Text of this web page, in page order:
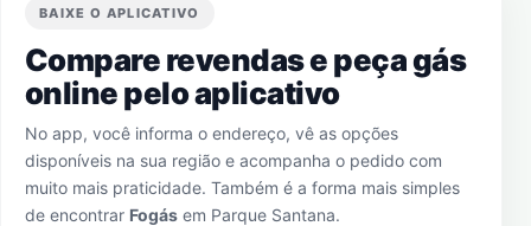
BAIXE O APLICATIVO
Compare revendas e peça gás
online pelo aplicativo
No app, você informa o endereço, vê as opções
disponíveis na sua região e acompanha o pedido com
muito mais praticidade. Também é a forma mais simples
de encontrar Fogás em Parque Santana.